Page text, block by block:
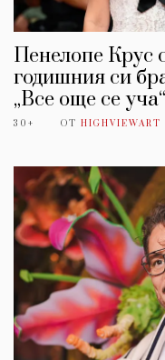
Пенелопе Крус
годишния си
„Все още се уча“
30+ ОТ HIGHVIEWART